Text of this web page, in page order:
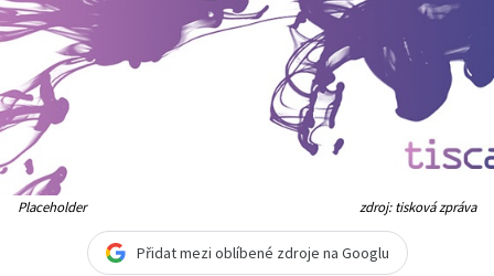
Placeholder zdroj: tisková zpráva
Přidat mezi oblíbené zdroje na Googlu